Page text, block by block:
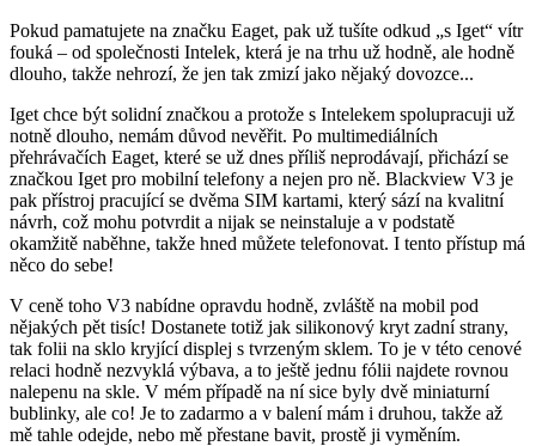
Pokud pamatujete na značku Eaget, pak už tušíte odkud „s Iget“ vítr
fouká – od společnosti Intelek, která je na trhu už hodně, ale hodně
dlouho, takže nehrozí, že jen tak zmizí jako nějaký dovozce...
Iget chce být solidní značkou a protože s Intelekem spolupracuji už
notně dlouho, nemám důvod nevěřit. Po multimediálních
přehrávačích Eaget, které se už dnes příliš neprodávají, přichází se
značkou Iget pro mobilní telefony a nejen pro ně. Blackview V3 je
pak přístroj pracující se dvěma SIM kartami, který sází na kvalitní
návrh, což mohu potvrdit a nijak se neinstaluje a v podstatě
okamžitě naběhne, takže hned můžete telefonovat. I tento přístup má
něco do sebe!
V ceně toho V3 nabídne opravdu hodně, zvláště na mobil pod
nějakých pět tisíc! Dostanete totiž jak silikonový kryt zadní strany,
tak folii na sklo kryjící displej s tvrzeným sklem. To je v této cenové
relaci hodně nezvyklá výbava, a to ještě jednu fólii najdete rovnou
nalepenu na skle. V mém případě na ní sice byly dvě miniaturní
bublinky, ale co! Je to zadarmo a v balení mám i druhou, takže až
mě tahle odejde, nebo mě přestane bavit, prostě ji vyměním.